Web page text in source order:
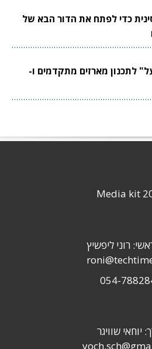
כדי לפתח את הדור הבא של
לתכנון מארזים מתקדמים ו-
Media kit
רוני ליפשיץ
054-
יוחאי שוויגר